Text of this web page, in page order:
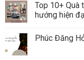
Top 10+ Quà
hướng hiện
Phúc Đăng